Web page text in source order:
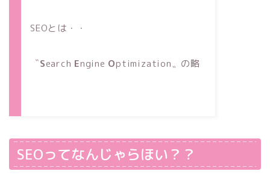
SEOとは・・
〝Search Engine Optimization〟の略
SEOってなんじゃらほい？？